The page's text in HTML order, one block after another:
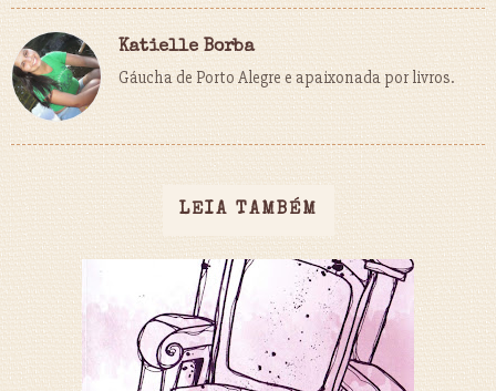
Katielle Borba
Gáucha de Porto Alegre e apaixonada por livros.
LEIA TAMBÉM